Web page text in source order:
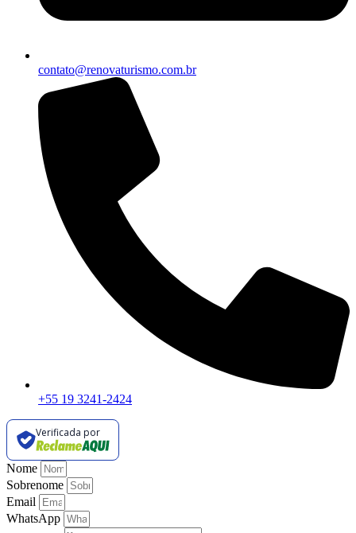
contato@renovaturismo.com.br
+55 19 3241-2424
Verificada por
Nome
Sobrenome
Email
WhatsApp